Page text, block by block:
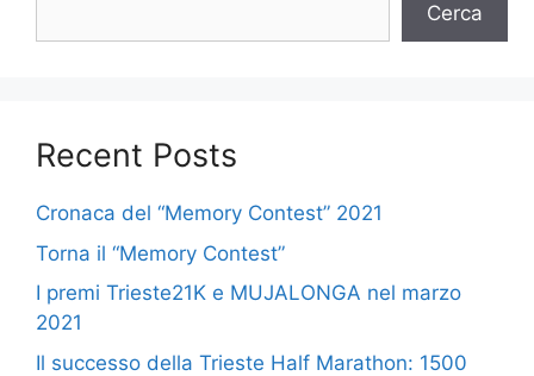
Cerca
Recent Posts
Cronaca del “Memory Contest” 2021
Torna il “Memory Contest”
I premi Trieste21K e MUJALONGA nel marzo
2021
Il successo della Trieste Half Marathon: 1500